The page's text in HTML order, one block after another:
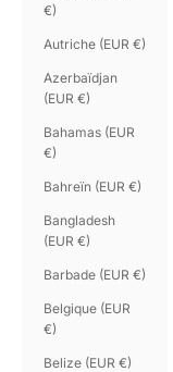
€)
Autriche (EUR €)
Azerbaïdjan
(EUR €)
Bahamas (EUR
€)
Bahreïn (EUR €)
Bangladesh
(EUR €)
Barbade (EUR €)
Belgique (EUR
€)
Belize (EUR €)